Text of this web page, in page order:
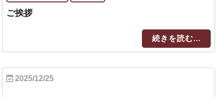
ご挨拶
続きを読む...
2025/12/25